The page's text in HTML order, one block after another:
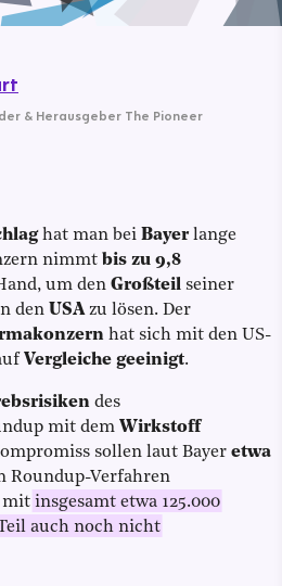
hat man bei Bayerlange
nimmt bis zu 9,8
um den Großteil seiner
den USAzu lösen. Der
hat sich mit den US-
Vergleiche geeinigt.
des
mit dem Wirkstoff
sollen laut Bayer etwa
Roundup-Verfahren
mit insgesamt etwa 125.000
auch noch nicht
& Herausgeber The Pioneer